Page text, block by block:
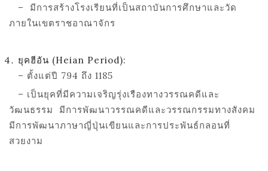
– มีการสร้างโรงเรียนที่เป็นสถาบันการศึกษาและวัด
ภายในเขตราชอาณาจักร
ยุคฮีอัน (Heian Period):
– ตั้งแต่ปี 794 ถึง 1185
– เป็นยุคที่มีความเจริญรุ่งเรืองทางวรรณคดีและ
วัฒนธรรม มีการพัฒนาวรรณคดีและวรรณกรรมทางสังคม
มีการพัฒนาภาษาญี่ปุ่นเขียนและการประพันธ์กลอนที่
สวยงาม